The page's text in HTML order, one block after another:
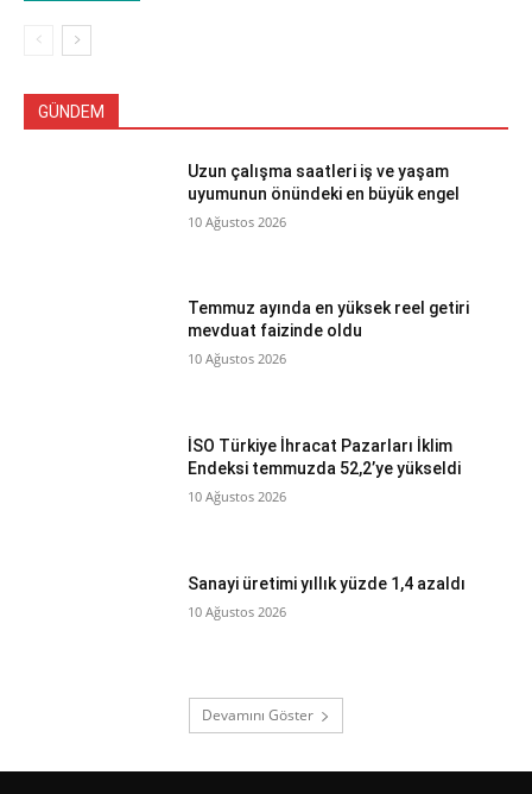
GÜNDEM
Uzun çalışma saatleri iş ve yaşam
uyumunun önündeki en büyük engel
10 Ağustos 2026
Temmuz ayında en yüksek reel getiri
mevduat faizinde oldu
10 Ağustos 2026
İSO Türkiye İhracat Pazarları İklim
Endeksi temmuzda 52,2’ye yükseldi
10 Ağustos 2026
Sanayi üretimi yıllık yüzde 1,4 azaldı
10 Ağustos 2026
Devamını Göster